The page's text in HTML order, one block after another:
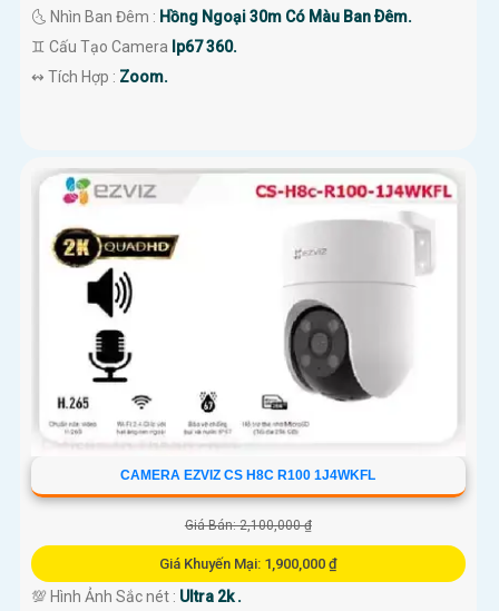
🌜 Nhìn Ban Đêm : Hồng Ngoại 30m Có Màu Ban Ðêm.
♊ Cấu Tạo Camera Ip67 360.
️↭ Tích Hợp : Zoom.
CAMERA EZVIZ CS H8C R100 1J4WKFL
Giá Bán: 2,100,000 ₫
Giá Khuyến Mại: 1,900,000 ₫
💯 Hình Ảnh Sắc nét : Ultra 2k .